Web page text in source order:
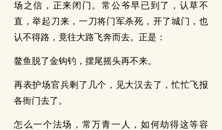
场之信，正来闭门。常公爷早已到了，认草不
直，举起刀来，一刀将门军杀死，开了城门，也
认不得路，竟往大路飞奔而去。正是：
鳌鱼脱了金钩钓，摆尾摇头再不来。
再表护场官兵剩了几个，见大汉去了，忙忙飞报
各衙门去了。
怎么一个法场，常万青一人，如何劫得这等容